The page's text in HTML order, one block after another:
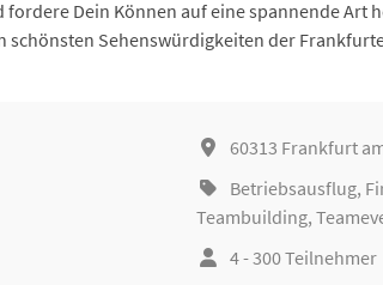
fordere Dein Können auf eine spannende Art
schönsten Sehenswürdigkeiten der
60313 Frankfurt
Betriebsausflug,
Teambuilding,
4 - 300 Teilnehmer